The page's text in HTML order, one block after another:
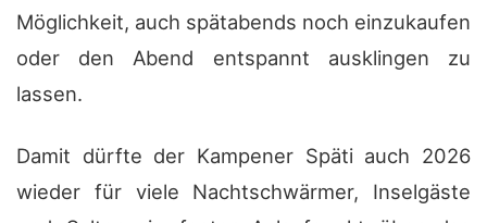
Möglichkeit, auch spätabends noch einzukaufen
oder den Abend entspannt ausklingen zu
lassen.
Damit dürfte der Kampener Späti auch 2026
wieder für viele Nachtschwärmer, Inselgäste